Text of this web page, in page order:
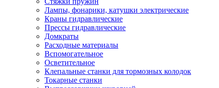
Лампы, фонарики, катушки электрические
Краны гидравлические
Прессы гидравлические
Домкраты
Расходные материалы
Вспомогательное
Осветительное
Клепальные станки для тормозных колодок
Токарные станки